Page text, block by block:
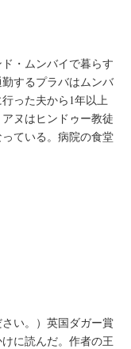
・ムンバイで暮らす
するプラバはムンバ
った夫から1年以上
ヌはヒンドゥー教徒
ている。病院の食堂
い。）英国ダガー賞
に読んだ。作者の王